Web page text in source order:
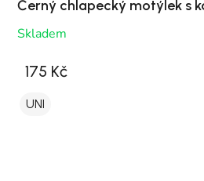
Černý chlapecký motýlek s
Skladem
175 Kč
UNI